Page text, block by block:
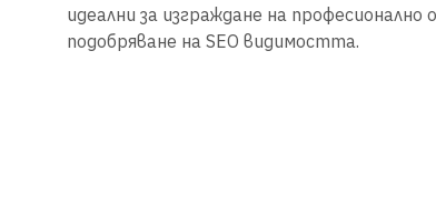
идеални за изграждане на професионално
подобряване на SEO видимостта.